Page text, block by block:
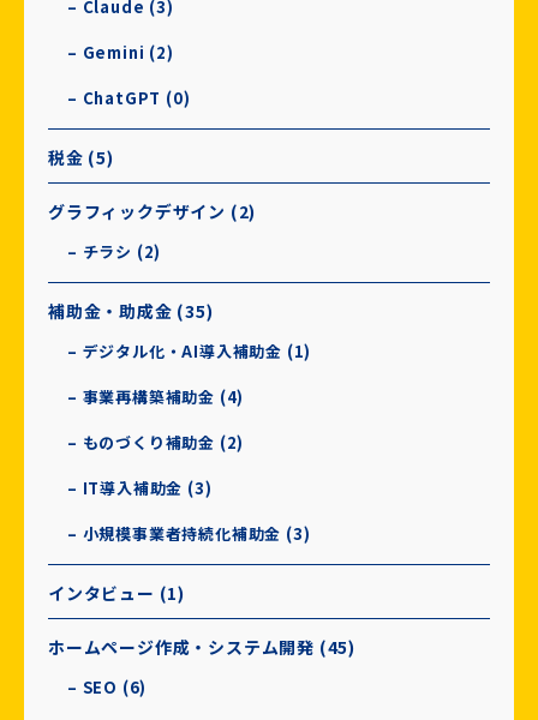
– Claude (3)
– Gemini (2)
– ChatGPT (0)
税金 (5)
グラフィックデザイン (2)
– チラシ (2)
補助金・助成金 (35)
– デジタル化・AI導入補助金 (1)
– 事業再構築補助金 (4)
– ものづくり補助金 (2)
– IT導入補助金 (3)
– 小規模事業者持続化補助金 (3)
インタビュー (1)
ホームページ作成・システム開発 (45)
– SEO (6)